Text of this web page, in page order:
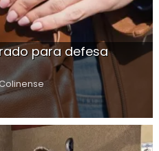
para defesa